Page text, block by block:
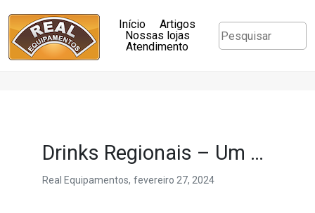
Início
Artigos
Nossas lojas
Atendimento
Drinks Regionais – Um negócio lucrativo e delicioso
Real Equipamentos, fevereiro 27, 2024